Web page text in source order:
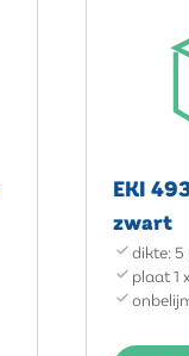
EKI
zwart
dikte: 5
plaat 1